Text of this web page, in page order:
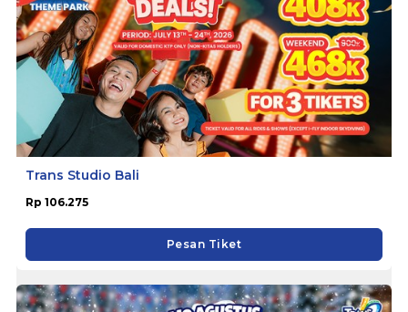
Trans Studio Bali
Rp 106.275
Pesan Tiket